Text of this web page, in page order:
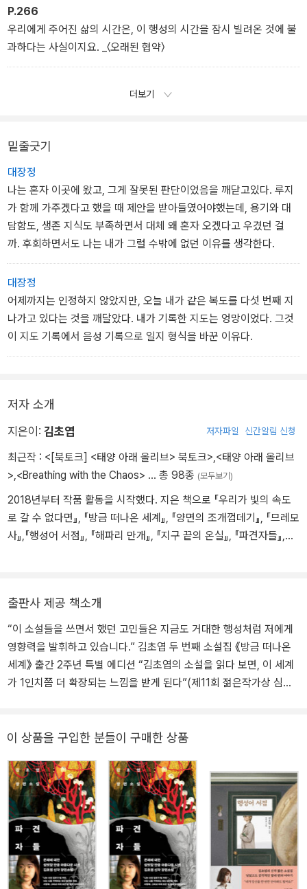
P.266
우리에게 주어진 삶의 시간은, 이 행성의 시간을 잠시 빌려온 것에 불
과하다는 사실이지요. _〈오래된 협약〉
더보기
밑줄긋기
대장정
나는 혼자 이곳에 왔고, 그게 잘못된 판단이었음을 깨닫고있다. 루지
가 함께 가주겠다고 했을 때 제안을 받아들였어야했는데, 용기와 대
담함도, 생존 지식도 부족하면서 대체 왜 혼자 오겠다고 우겼던 걸
까. 후회하면서도 나는 내가 그럴 수밖에 없던 이유를 생각한다.
대장정
어제까지는 인정하지 않았지만, 오늘 내가 같은 복도를 다섯 번째 지
나가고 있다는 것을 깨달았다. 내가 기록한 지도는 엉망이었다. 그것
이 지도 기록에서 음성 기록으로 일지 형식을 바꾼 이유다.
저자 소개
지은이: 김초엽 저자파일 신간알림 신청
최근작 : <[북토크] <태양 아래 올리브> 북토크>,<태양 아래 올리브
>,<Breathing with the Chaos> … 총 98종 (모두보기)
2018년부터 작품 활동을 시작했다. 지은 책으로 『우리가 빛의 속도
로 갈 수 없다면』, 『방금 떠나온 세계』, 『양면의 조개껍데기』, 『므레모
사』,『행성어 서점』, 『해파리 만개』, 『지구 끝의 온실』, 『파견자들』,
출판사 제공 책소개
“이 소설들을 쓰면서 했던 고민들은 지금도 거대한 행성처럼 저에게
영향력을 발휘하고 있습니다.” 김초엽 두 번째 소설집 《방금 떠나온
세계》 출간 2주년 특별 에디션 “김초엽의 소설을 읽다 보면, 이 세계
가 1인치쯤 더 확장되는 느낌을 받게 된다”(제11회 젊은작가상 심사
다. 이전에는 김초엽이 SF를 말할 때 가장 먼저 소개되는 작가였다면,
가가 되었다. 첫 소설집《우리가 빛의 속도로 갈 수 없다면》에 이어 2
년 만에 출간되었던 두 번째 소설집 《방금 떠나온 세계》가 새로운 표
지로 돌아왔다. “서로 겹칠 수 없는 세계들의 교차점”(특별판 ‘작가의
말’)을 실감 나게 그린 작품 일곱 편은 2년이 지난 지금도 독자들의 마
음을 속속들이 매만진다. 《방금 떠나온 세계》는 출간 직후 베스트셀
러가 된 것은 물론, 중국·일본·대만 등 해외 판권이 수출되었으며 가장
현재적이고 아름다운 SF서사로서 독자의 꾸준한 사랑을 받고 있다.
이 상품을 구입한 분들이 구매한 상품